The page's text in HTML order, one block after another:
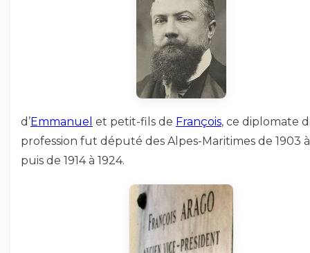
d’Emmanuel et petit-fils de François, ce diplomate
profession fut député des Alpes-Maritimes de 1903 à
puis de 1914 à 1924.